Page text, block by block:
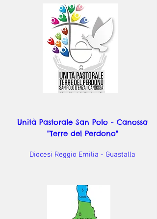
Unità Pastorale San Polo - Canossa
"Terre del Perdono"
Diocesi Reggio Emilia - Guastalla